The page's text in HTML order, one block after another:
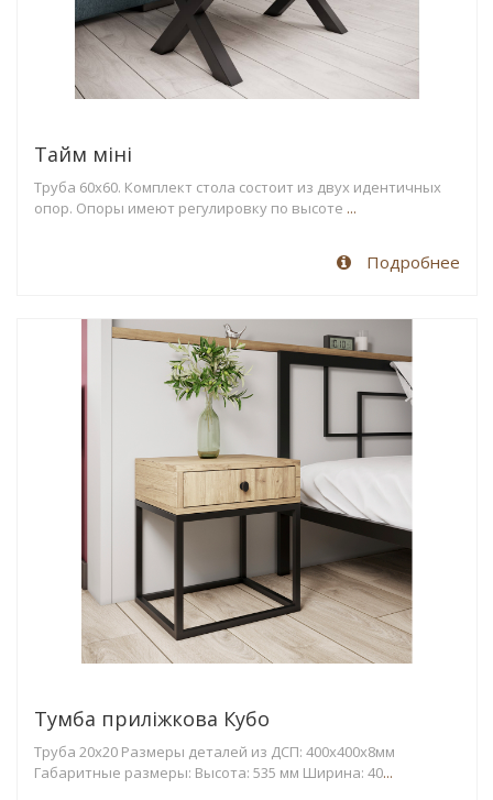
Тайм міні
Труба 60х60. Комплект стола состоит из двух идентичных
опор. Опоры имеют регулировку по высоте ...
Подробнее
Тумба приліжкова Кубо
Труба 20x20 Размеры деталей из ДСП: 400x400x8мм
Габаритные размеры: Высота: 535 мм Ширина: 40...